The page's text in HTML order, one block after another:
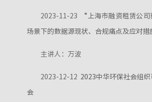
2023-11-23 “上海市融资租赁公司
场景下的数据源现状、合规痛点及应对
主讲人：万波
2023-12-12 2023中华环保社会组
会